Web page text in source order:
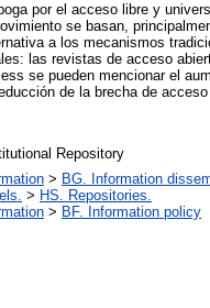
por el acceso libre y
se basan,
a los mecanismos
las revistas de acceso
se pueden mencionar el
de la brecha de
Repository
> BG. Information
> HS. Repositories.
> BF. Information policy